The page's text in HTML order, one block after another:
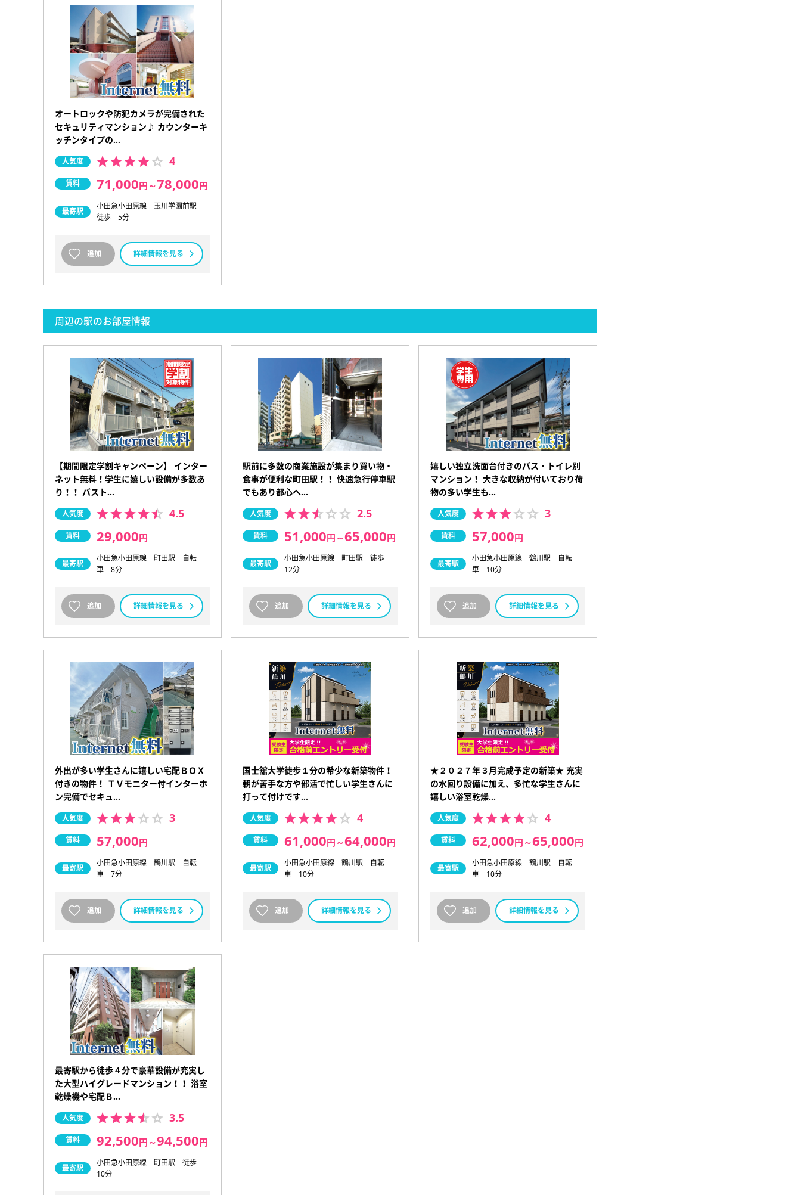
オートロックや防犯カメラが完備された
セキュリティマンション♪ カウンターキ
ッチンタイプの…
人気度 4
賃料 71,000円 ～78,000円
最寄駅
小田急小田原線 玉川学園前駅
徒歩 5分
追加 詳細情報を見る
周辺の駅のお部屋情報
【期間限定学割キャンペーン】 インター
ネット無料！学生に嬉しい設備が多数あ
り！！ バスト…
人気度 4.5
賃料 29,000円
最寄駅
小田急小田原線 町田駅 自転
車 8分
追加 詳細情報を見る
駅前に多数の商業施設が集まり買い物・
食事が便利な町田駅！！ 快速急行停車駅
でもあり都心へ…
人気度 2.5
賃料 51,000円 ～65,000円
最寄駅
小田急小田原線 町田駅 徒歩
12分
追加 詳細情報を見る
嬉しい独立洗面台付きのバス・トイレ別
マンション！ 大きな収納が付いており荷
物の多い学生も…
人気度 3
賃料 57,000円
最寄駅
小田急小田原線 鶴川駅 自転
車 10分
追加 詳細情報を見る
外出が多い学生さんに嬉しい宅配ＢＯＸ
付きの物件！ ＴＶモニター付インターホ
ン完備でセキュ…
人気度 3
賃料 57,000円
最寄駅
小田急小田原線 鶴川駅 自転
車 7分
追加 詳細情報を見る
国士舘大学徒歩１分の希少な新築物件！
朝が苦手な方や部活で忙しい学生さんに
打って付けです…
人気度 4
賃料 61,000円 ～64,000円
最寄駅
小田急小田原線 鶴川駅 自転
車 10分
追加 詳細情報を見る
★２０２７年３月完成予定の新築★ 充実
の水回り設備に加え、多忙な学生さんに
嬉しい浴室乾燥…
人気度 4
賃料 62,000円 ～65,000円
最寄駅
小田急小田原線 鶴川駅 自転
車 10分
追加 詳細情報を見る
最寄駅から徒歩４分で豪華設備が充実し
た大型ハイグレードマンション！！ 浴室
乾燥機や宅配Ｂ…
人気度 3.5
賃料 92,500円 ～94,500円
最寄駅
小田急小田原線 町田駅 徒歩
10分